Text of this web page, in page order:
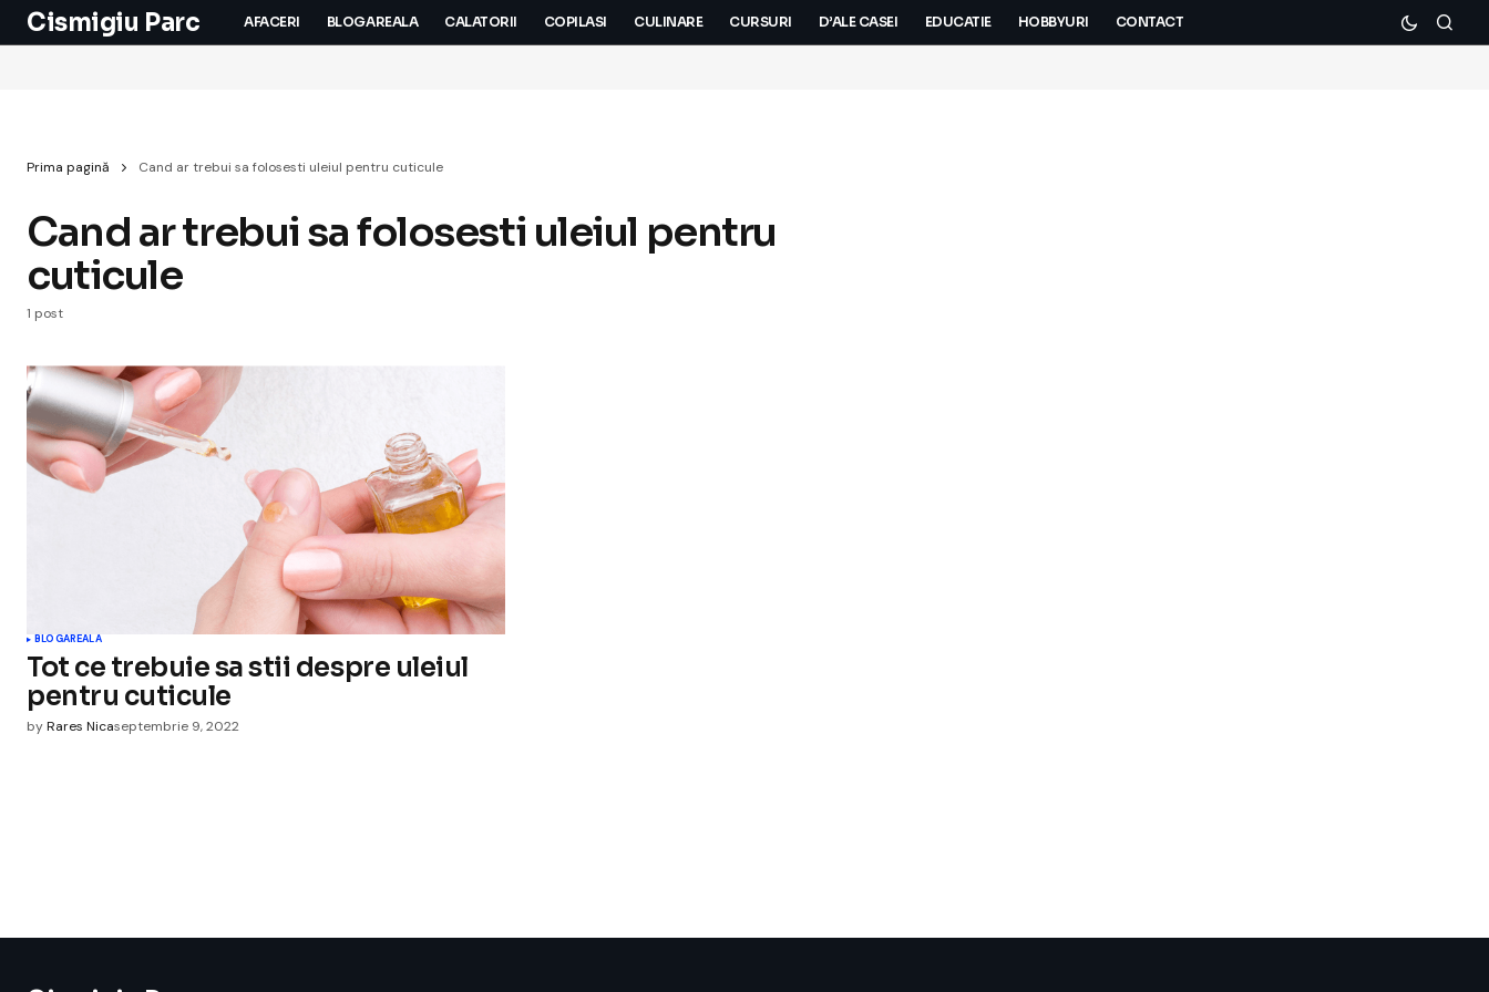
Cismigiu Parc AFACERI BLOGAREALA CALATORII COPILASI CULINARE CURSURI D’ALE CASEI EDUCATIE HOBBYURI CONTACT
Prima pagină Cand ar trebui sa folosesti uleiul pentru cuticule
Cand ar trebui sa folosesti uleiul pentru
cuticule
1 post
BLOGAREALA
Tot ce trebuie sa stii despre uleiul
pentru cuticule
byRares Nicaseptembrie 9, 2022